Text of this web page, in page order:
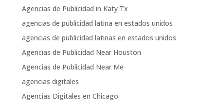
Agencias de Publicidad in Katy Tx
agencias de publicidad latina en estados unidos
agencias de publicidad latinas en estados unidos
Agencias de Publicidad Near Houston
Agencias de Publicidad Near Me
agencias digitales
Agencias Digitales en Chicago